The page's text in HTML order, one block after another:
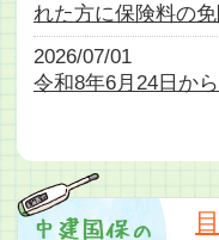
れた方に保険料の
2026/07/01
令和8年6月24日か
「中建国保だより
正